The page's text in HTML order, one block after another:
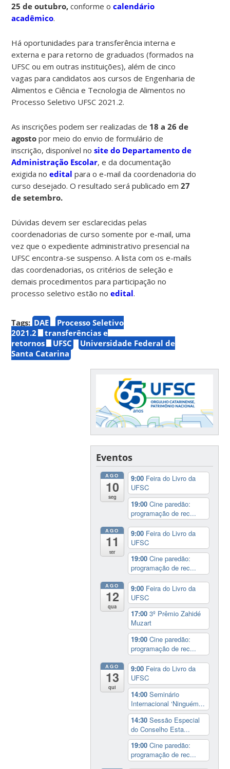
25 de outubro,conforme ocalendário
acadêmico.
Há oportunidades para transferência interna e
externa e para retorno de graduados (formados na
UFSC ou em outras instituições), além de cinco
vagas para candidatos aos cursos de Engenharia de
Alimentos e Ciência e Tecnologia de Alimentos no
Processo Seletivo UFSC 2021.2.
As inscrições podem ser realizadas de 18 a 26 de
agosto por meio do envio de formulário de
inscrição, disponível nosite do Departamento de
Administração Escolar, e da documentação
exigida noedital para o e-mail da coordenadoria do
curso desejado. O resultado será publicado em27
de setembro.
Dúvidas devem ser esclarecidas pelas
coordenadorias de curso somente por e-mail, uma
vez que o expediente administrativo presencial na
UFSC encontra-se suspenso. A lista com os e-mails
das coordenadorias, os critérios de seleção e
demais procedimentos para participação no
processo seletivo estão noedital.
Tags: DAE
Processo Seletivo
2021.2
transferências e
retornos
UFSC
Universidade Federal de
Santa Catarina
Eventos
AGO
10
seg
9:00 Feira do Livro da
UFSC
19:00Cine paredão:
programação de rec...
AGO
11
ter
9:00 Feira do Livro da
UFSC
19:00Cine paredão:
programação de rec...
AGO
12
qua
9:00 Feira do Livro da
UFSC
17:003º Prêmio Zahidé
Muzart
19:00Cine paredão:
programação de rec...
AGO
13
qui
9:00 Feira do Livro da
UFSC
14:00Seminário
Internacional ‘Ninguém...
14:30Sessão Especial
do Conselho Esta...
19:00Cine paredão:
programação de rec...